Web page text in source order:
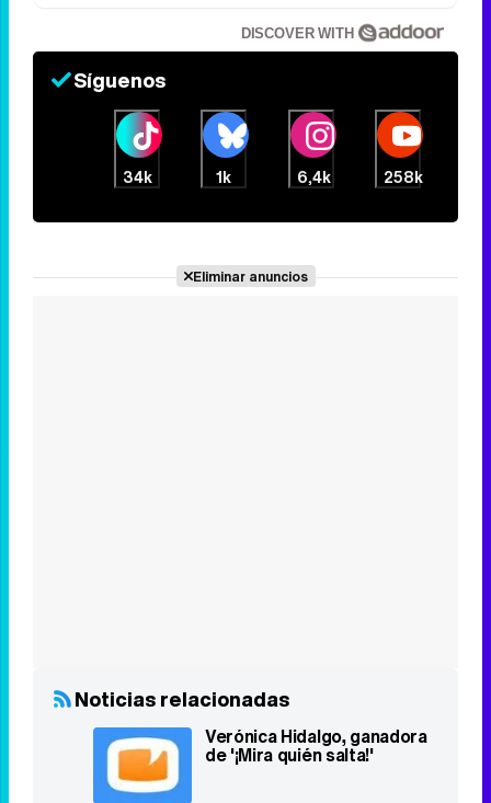
DISCOVER WITH
Síguenos
34k 1k 6,4k 258k
Eliminar anuncios
Noticias relacionadas
Verónica Hidalgo, ganadora
de '¡Mira quién salta!'